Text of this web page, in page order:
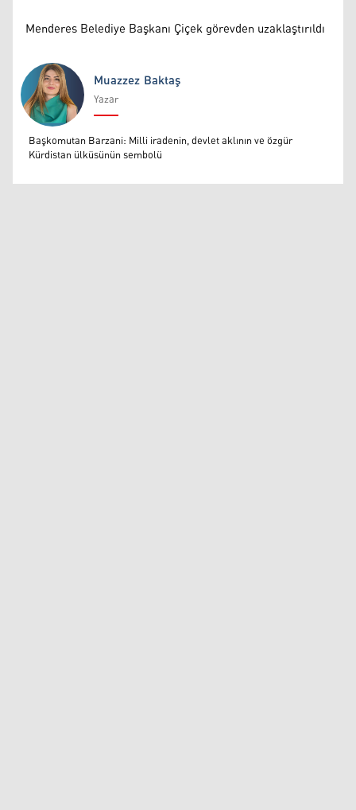
Menderes Belediye Başkanı Çiçek görevden uzaklaştırıldı
Muazzez Baktaş
Muazzez Baktaş
Yazar
Başkomutan Barzani: Milli iradenin, devlet aklının ve özgür
Kürdistan ülküsünün sembolü